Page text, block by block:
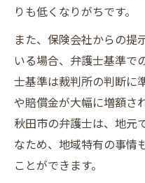
りも低くなりがちです。
また、保険会社からの提
いる場合、弁護士基準で
士基準は裁判所の判断に
や賠償金が大幅に増額さ
秋田市の弁護士は、地元
なため、地域特有の事情
ことができます。